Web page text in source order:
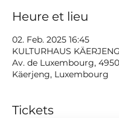
Heure et lieu
02. Feb. 2025 16:45
KULTURHAUS
Av. de Luxembourg,
Käerjeng, Luxembourg
Tickets